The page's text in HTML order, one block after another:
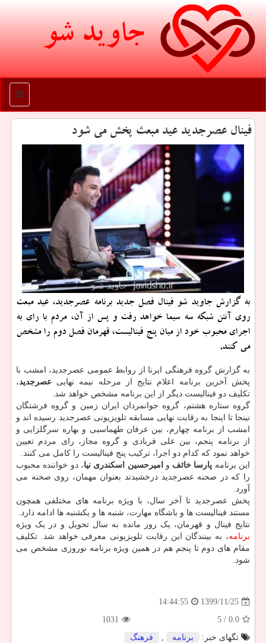
جاوید شو
منو
فینال عصرجدید عید مبعث پخش می شود
به گزارش جاوید شو فینال فصل جدید برنامه عصرجدید، عید مبعث
روی آنتن شبکه سه سیما خواهد رفت و پس از آن، مردم با رای به
اجرای محبوب خود از میان پنج فینالیست، قهرمان فصل دوم را مشخص
می کنند.
به گزارش گروه فرهنگی ایرنا از روابط عمومی عصرجدید، امشب با
پخش آخرین برنامه اعلام نتایج از مرحله نیمه نهایی عصرجدید،
تکلیف دو فینالیست دیگر از این برنامه مشخص خواهد شد.
گروه ستاره هشتم، گروه جوانمردان ایران زمین و گروه فرشتگان
نینجا تا اینجا به رقابت نهایی مسابقه تلویزیونی عصرجدید رسیده اند و
امشب از برنامه چهارم، بین عرفان طهماسبی و بهاره سرگلزایی و
از برنامه پنجم، بین علی فریادی و گروه مجاز، رای مردم تعیین
خواهد نمود که کدام دو اجرا، ترکیب پنج فینالیست را کامل می کنند.
این برنامه پارسا خائف و امیرحسین اسکندری نیا، دو خواننده محبوب
را که در صحنه عصرجدید درخشیدند بعنوان مهمان، روی صحنه می
آورد.
پخش عصرجدید تا آخر سال، با ویژه برنامه های مختلفی همچون
مستند فینالیست ها و باشگاه مهارت، شنبه ها و یکشنبه ها ادامه دارد.
نتایج فینال و قهرمان، یک روز مانده به سال تحویل و در یک ویژه
برنامه، به بینندگان این رقابت تلویزیونی معرفی خواهد شد. تکلیف
مقام های دوم تا پنجم هم در همین ویژه برنامه نوروزی مشخص می
شود.
1399/11/25
14:44:55
0.0
/ 5
1031
تگهای خبر:
برنامه , فرهنگ